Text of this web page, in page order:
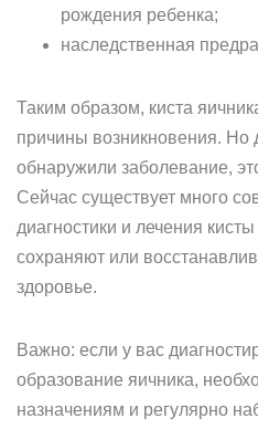
рождения ребенка;
наследственная
Таким образом, киста
причины возникновения. Но
обнаружили заболевание,
Сейчас существует много
диагностики и лечения
сохраняют или
здоровье.
Важно: если у вас
образование яичника,
назначениям и регулярно